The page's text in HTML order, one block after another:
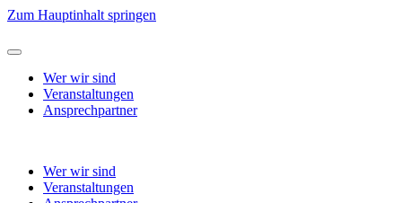
Zum Hauptinhalt springen
Wer wir sind
Veranstaltungen
Ansprechpartner
Wer wir sind
Veranstaltungen